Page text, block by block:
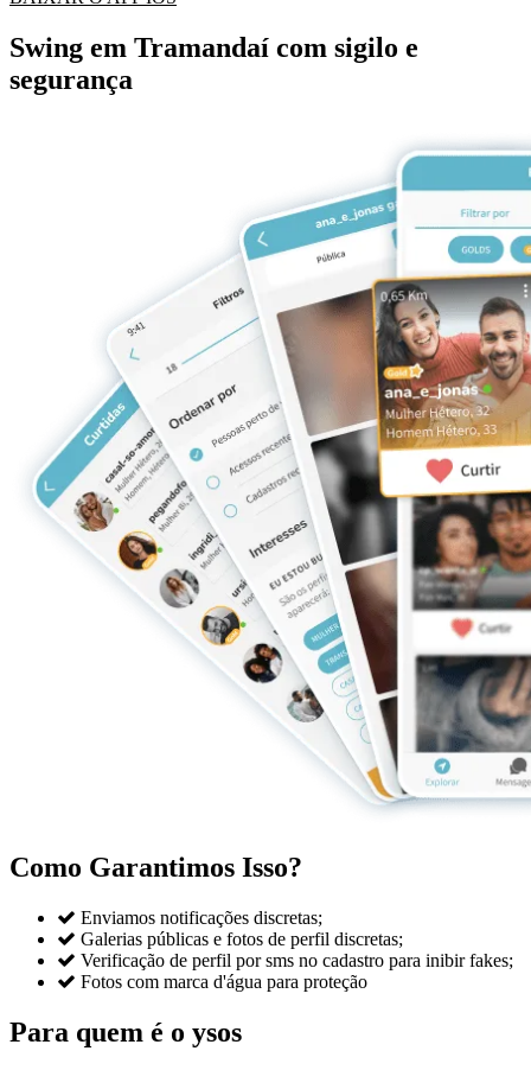
Swing em Tramandaí com sigilo e
segurança
Como Garantimos Isso?
 Enviamos notificações discretas;
 Galerias públicas e fotos de perfil discretas;
 Verificação de perfil por sms no cadastro para inibir fakes;
 Fotos com marca d'água para proteção
Para quem é o ysos